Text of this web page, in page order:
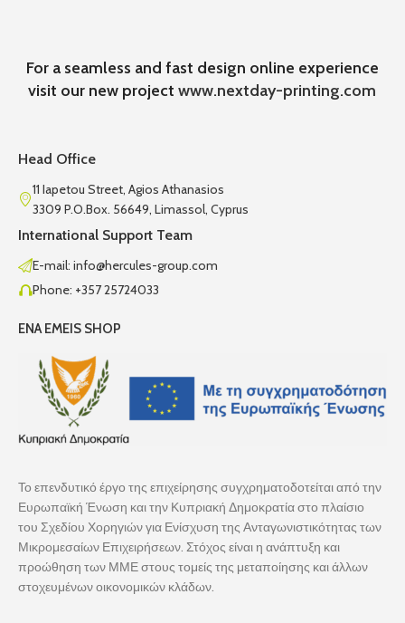
For a seamless and fast design online experience
visit our new projectwww.nextday-printing.com
Head Office
11 Iapetou Street, Agios Athanasios
3309 P.O.Box. 56649, Limassol, Cyprus
International Support Team
E-mail: info@hercules-group.com
Phone: +357 25724033
ENA EMEIS SHOP
Το επενδυτικό έργο της επιχείρησης συγχρηματοδοτείται από την
Ευρωπαϊκή Ένωση και την Κυπριακή Δημοκρατία στο πλαίσιο
του Σχεδίου Χορηγιών για Ενίσχυση της Ανταγωνιστικότητας των
Μικρομεσαίων Επιχειρήσεων. Στόχος είναι η ανάπτυξη και
προώθηση των ΜΜΕ στους τομείς της μεταποίησης και άλλων
στοχευμένων οικονομικών κλάδων.